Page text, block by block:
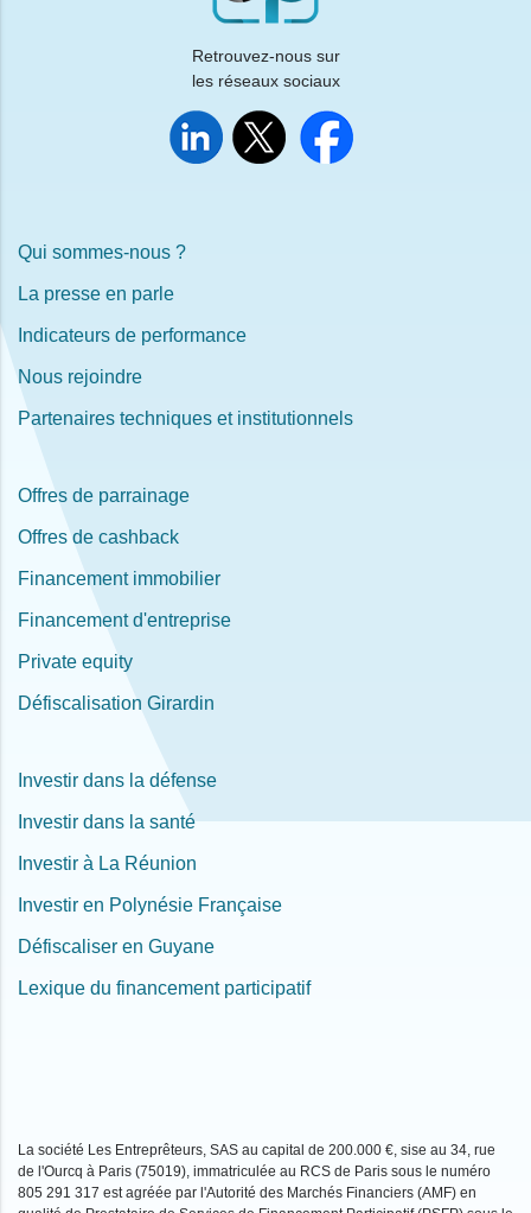
Retrouvez-nous sur
les réseaux sociaux
Qui sommes-nous ?
La presse en parle
Indicateurs de performance
Nous rejoindre
Partenaires techniques et institutionnels
Offres de parrainage
Offres de cashback
Financement immobilier
Financement d'entreprise
Private equity
Défiscalisation Girardin
Investir dans la défense
Investir dans la santé
Investir à La Réunion
Investir en Polynésie Française
Défiscaliser en Guyane
Lexique du financement participatif
La société Les Entreprêteurs, SAS au capital de 200.000 €, sise au 34, rue
de l'Ourcq à Paris (75019), immatriculée au RCS de Paris sous le numéro
805 291 317 est agréée par l'Autorité des Marchés Financiers (AMF) en